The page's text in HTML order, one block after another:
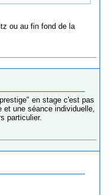
ou au fin fond de la
en stage c'est pas
et une séance individuelle,
particulier.